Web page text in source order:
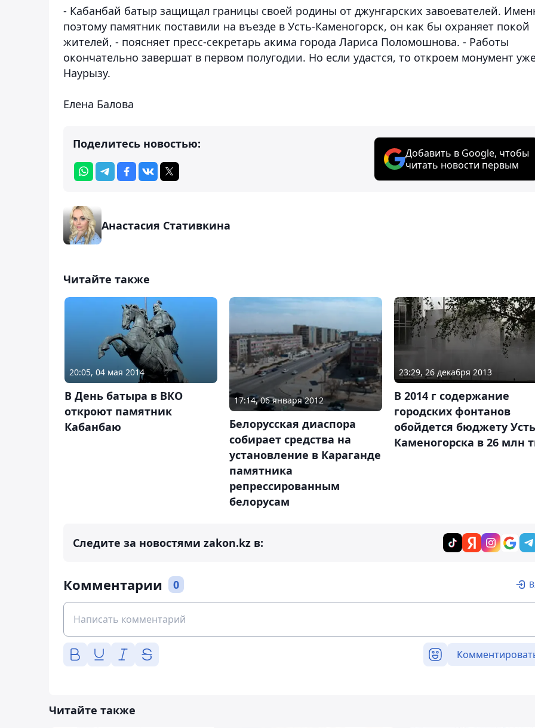
- Кабанбай батыр защищал границы своей родины от джунгарских завоевателей.
поэтому памятник поставили на въезде в Усть-Каменогорск, он как бы охраняет покой
жителей, - поясняет пресс-секретарь акима города Лариса Поломошнова. - Работы
окончательно завершат в первом полугодии. Но если удастся, то откроем монумент
Наурызу.
Елена Балова
Поделитесь новостью:
Добавить в Google, чтобы
читать новости первым
Анастасия Стативкина
Читайте также
20:05, 04 мая 2014
В День батыра в ВКО
откроют памятник
Кабанбаю
17:14, 06 января 2012
Белорусская диаспора
собирает средства на
установление в Караганде
памятника
репрессированным
белорусам
23:29, 26 декабря 2013
В 2014 г содержание
городских фонтанов
обойдется бюджету
Каменогорска в 26 млн
Следите за новостями zakon.kz в:
Комментарии 0
Читайте также